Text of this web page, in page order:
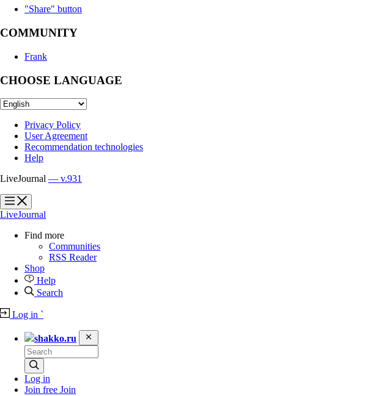
"Share" button
COMMUNITY
Frank
CHOOSE LANGUAGE
Privacy Policy
User Agreement
Recommendation technologies
Help
LiveJournal — v.931
?
?
LiveJournal
Find more
Communities
RSS Reader
Shop
Help
Search
Log in `
shakko.ru
Log in
Join free Join